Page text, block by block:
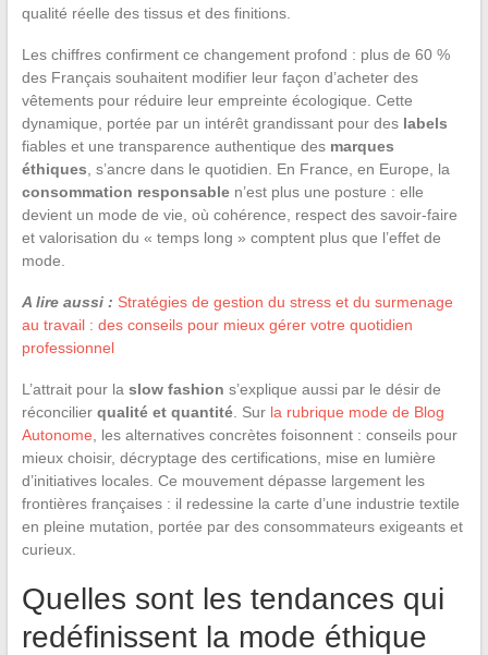
qualité réelle des tissus et des finitions.
Les chiffres confirment ce changement profond : plus de 60 %
des Français souhaitent modifier leur façon d’acheter des
vêtements pour réduire leur empreinte écologique. Cette
dynamique, portée par un intérêt grandissant pour des labels
fiables et une transparence authentique des marques
éthiques , s’ancre dans le quotidien. En France, en Europe, la
consommation responsablen’est plus une posture : elle
devient un mode de vie, où cohérence, respect des savoir-faire
et valorisation du « temps long » comptent plus que l’effet de
mode.
A lire aussi : Stratégies de gestion du stress et du surmenage
au travail : des conseils pour mieux gérer votre quotidien
professionnel
L’attrait pour la slow fashion s’explique aussi par le désir de
réconcilier qualité et quantité. Sur la rubrique mode de Blog
Autonome , les alternatives concrètes foisonnent : conseils pour
mieux choisir, décryptage des certifications, mise en lumière
d’initiatives locales. Ce mouvement dépasse largement les
frontières françaises : il redessine la carte d’une industrie textile
en pleine mutation, portée par des consommateurs exigeants et
curieux.
Quelles sont les tendances qui
redéfinissent la mode éthique